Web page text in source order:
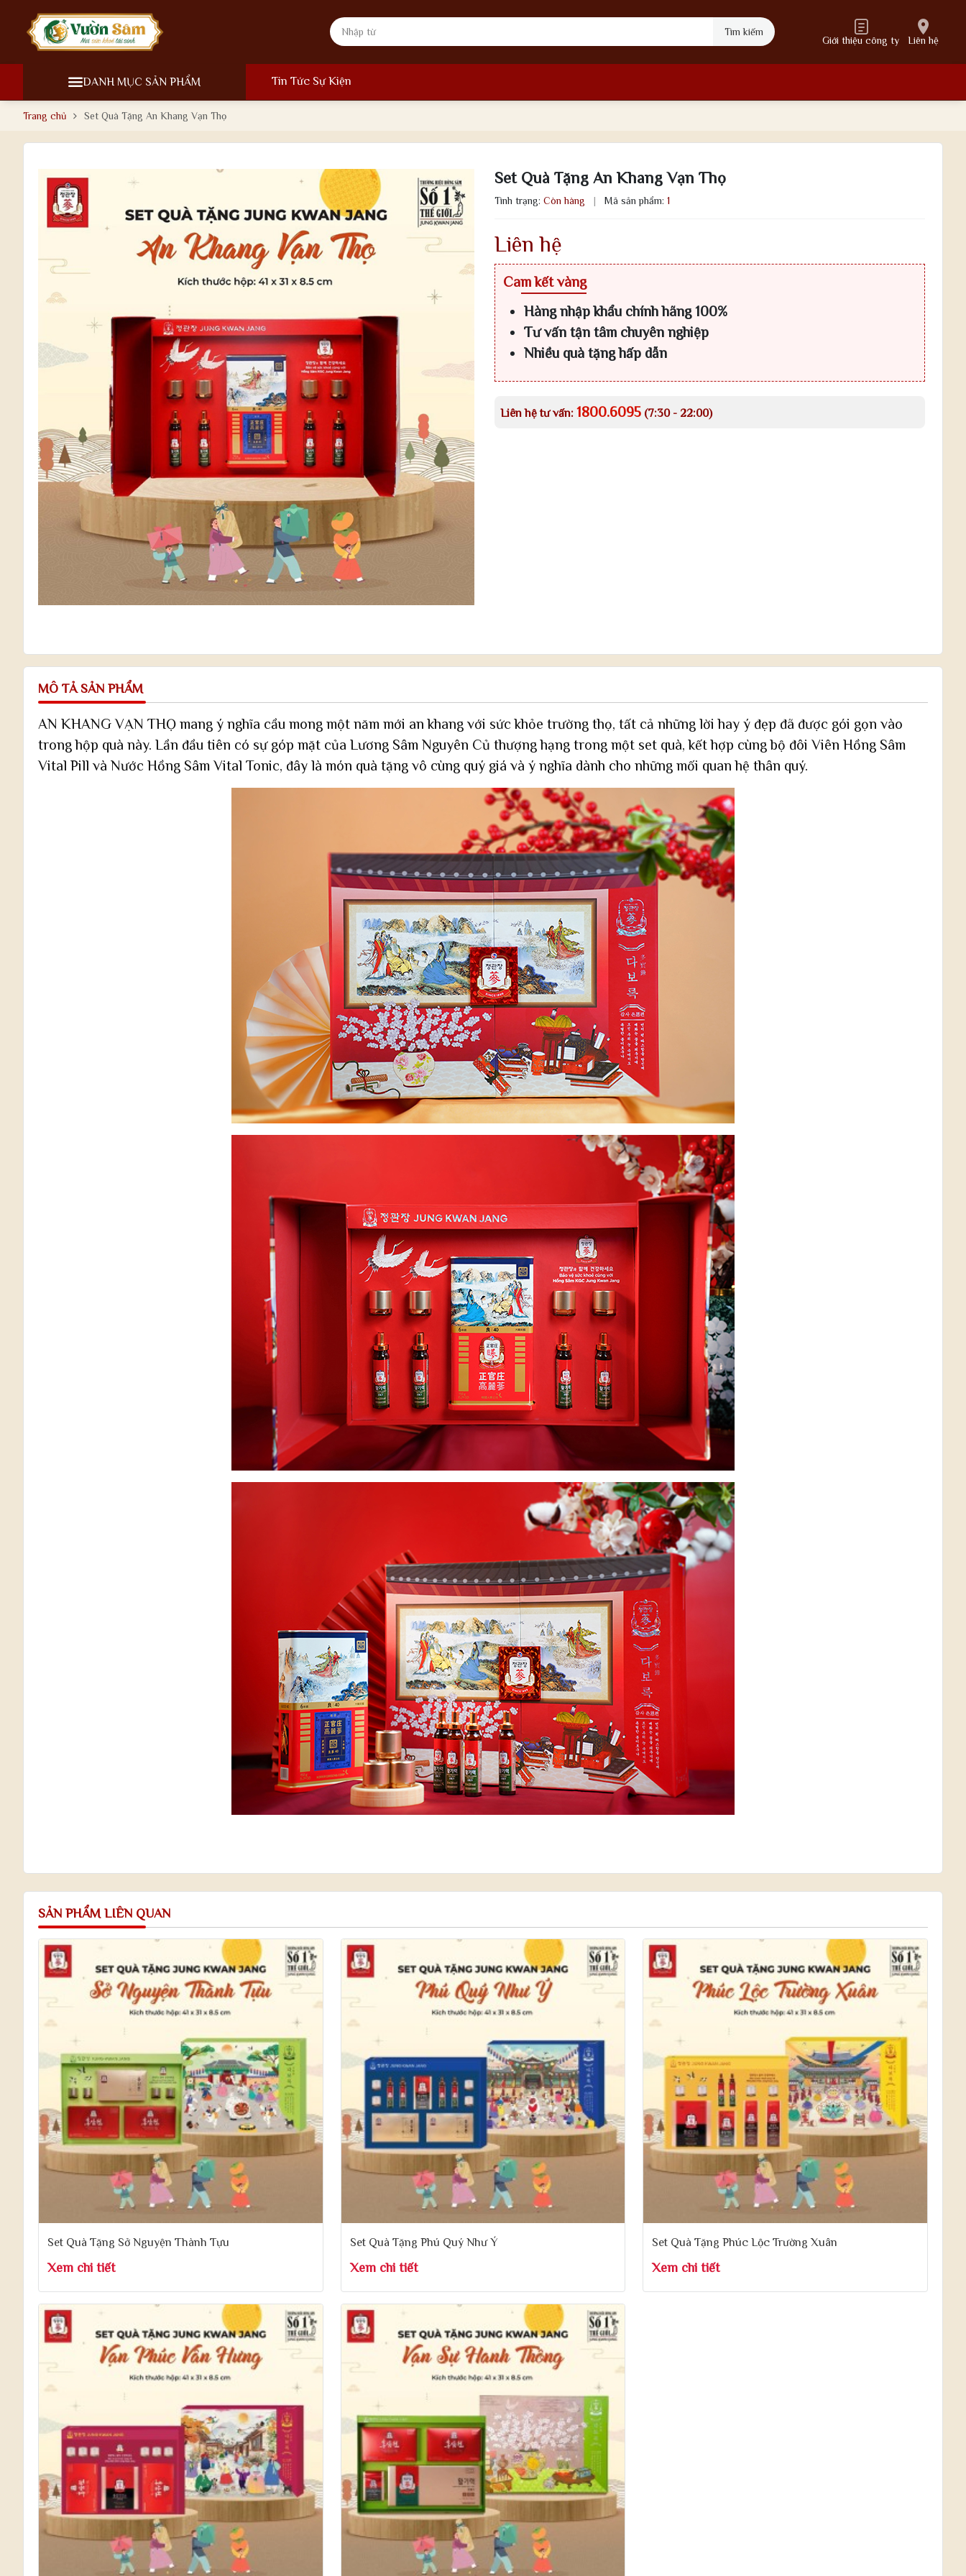
Tìm kiếm
Giới thiệu công ty Liên hệ
DANH MỤC SẢN PHẨM Tin Tức Sự Kiện
Trang chủ Set Quà Tặng An Khang Vạn Thọ
Set Quà Tặng An Khang Vạn Thọ
Tình trạng: Còn hàng | Mã sản phẩm: 1
Liên hệ
Cam kết vàng
Hàng nhập khẩu chính hãng 100%
Tư vấn tận tâm chuyên nghiệp
Nhiều quà tặng hấp dẫn
Liên hệ tư vấn: 1800.6095 (7:30 - 22:00)
MÔ TẢ SẢN PHẨM
AN KHANG VẠN THỌ mang ý nghĩa cầu mong một năm mới an khang với sức khỏe trường thọ, tất cả những lời hay ý đẹp đã được gói gọn vào
trong hộp quà này. Lần đầu tiên có sự góp mặt của Lương Sâm Nguyên Củ thượng hạng trong một set quà, kết hợp cùng bộ đôi Viên Hồng Sâm
Vital Pill và Nước Hồng Sâm Vital Tonic, đây là món quà tặng vô cùng quý giá và ý nghĩa dành cho những mối quan hệ thân quý.
SẢN PHẨM LIÊN QUAN
Set Quà Tặng Sở Nguyện Thành Tựu
Xem chi tiết
Set Quà Tặng Phú Quý Như Ý
Xem chi tiết
Set Quà Tặng Phúc Lộc Trường Xuân
Xem chi tiết